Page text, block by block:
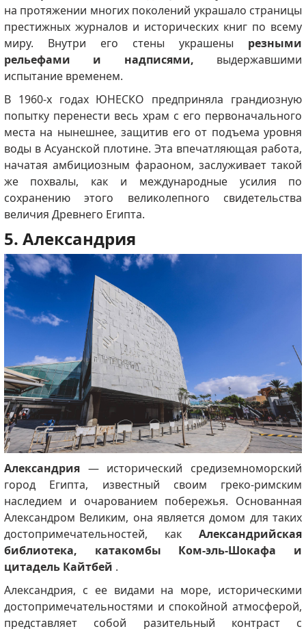
на протяжении многих поколений украшало страницы
престижных журналов и исторических книг по всему
миру. Внутри его стены украшены резными
рельефами и надписями, выдержавшими
испытание временем.
В 1960-х годах ЮНЕСКО предприняла грандиозную
попытку перенести весь храм с его первоначального
места на нынешнее, защитив его от подъема уровня
воды в Асуанской плотине. Эта впечатляющая работа,
начатая амбициозным фараоном, заслуживает такой
же похвалы, как и международные усилия по
сохранению этого великолепного свидетельства
величия Древнего Египта.
5. Александрия
Александрия— исторический средиземноморский
город Египта, известный своим греко-римским
наследием и очарованием побережья. Основанная
Александром Великим, она является домом для таких
достопримечательностей, какАлександрийская
библиотека, катакомбы Ком-эль-Шокафа и
цитадель Кайтбей .
Александрия, с ее видами на море, историческими
достопримечательностями и спокойной атмосферой,
представляет собой разительный контраст с